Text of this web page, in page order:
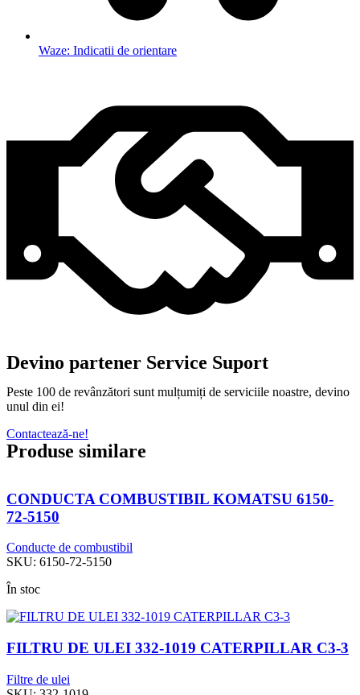
Waze: Indicatii de orientare
Devino partener Service Suport
Peste 100 de revânzători sunt mulțumiți de serviciile noastre, devino
unul din ei!
Contactează-ne!
Produse similare
CONDUCTA COMBUSTIBIL KOMATSU 6150-
72-5150
Conducte de combustibil
SKU: 6150-72-5150
În stoc
FILTRU DE ULEI 332-1019 CATERPILLAR C3-3
Filtre de ulei